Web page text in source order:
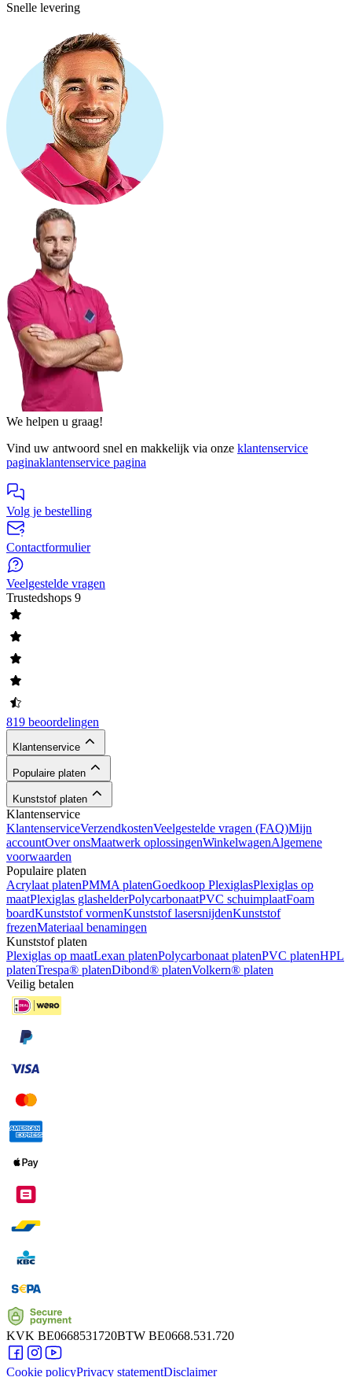
Snelle levering
We helpen u graag!
Vind uw antwoord snel en makkelijk via onze klantenservice
paginaklantenservice pagina
Volg je bestelling
Contactformulier
Veelgestelde vragen
Trustedshops 9
819 beoordelingen
Klantenservice
Populaire platen
Kunststof platen
Klantenservice
KlantenserviceVerzendkostenVeelgestelde vragen (FAQ)Mijn
accountOver onsMaatwerk oplossingenWinkelwagenAlgemene
voorwaarden
Populaire platen
Acrylaat platenPMMA platenGoedkoop PlexiglasPlexiglas op
maatPlexiglas glashelderPolycarbonaatPVC schuimplaatFoam
boardKunststof vormenKunststof lasersnijdenKunststof
frezenMateriaal benamingen
Kunststof platen
Plexiglas op maatLexan platenPolycarbonaat platenPVC platenHPL
platenTrespa® platenDibond® platenVolkern® platen
Veilig betalen
KVK BE0668531720BTW BE0668.531.720
Cookie policyPrivacy statementDisclaimer